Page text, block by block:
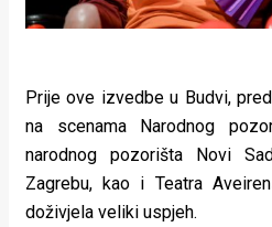
Prije ove izvedbe u Budvi,
na scenama Narodnog
narodnog pozorišta Novi
Zagrebu, kao i Teatra
doživjela veliki uspjeh.